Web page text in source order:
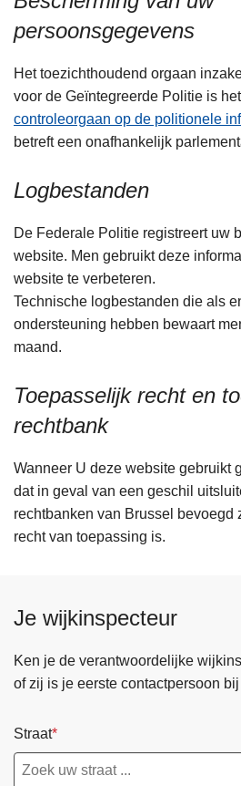
persoonsgegevens
Het toezichthoudend orgaan
voor de Geïntegreerde Politie is het
controleorgaan op de politionele
betreft een onafhankelijk
Logbestanden
De Federale Politie registreert uw
website. Men gebruikt deze
website te verbeteren.
Technische logbestanden die als
ondersteuning hebben bewaart
maand.
Toepasselijk recht en
rechtbank
Wanneer U deze website gebruikt
dat in geval van een geschil
rechtbanken van Brussel bevoegd
recht van toepassing is.
Je wijkinspecteur
Ken je de verantwoordelijke
of zij is je eerste contactpersoon
Straat